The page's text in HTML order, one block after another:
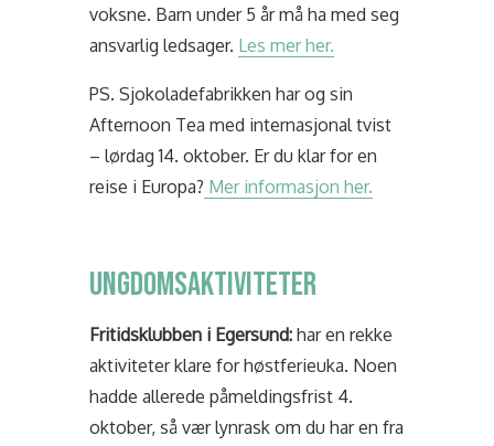
voksne. Barn under 5 år må ha med seg
ansvarlig ledsager. Les mer her.
PS. Sjokoladefabrikken har og sin
Afternoon Tea med internasjonal tvist
– lørdag 14. oktober. Er du klar for en
reise i Europa? Mer informasjon her.
Ungdomsaktiviteter
Fritidsklubben i Egersund:har en rekke
aktiviteter klare for høstferieuka. Noen
hadde allerede påmeldingsfrist 4.
oktober, så vær lynrask om du har en fra